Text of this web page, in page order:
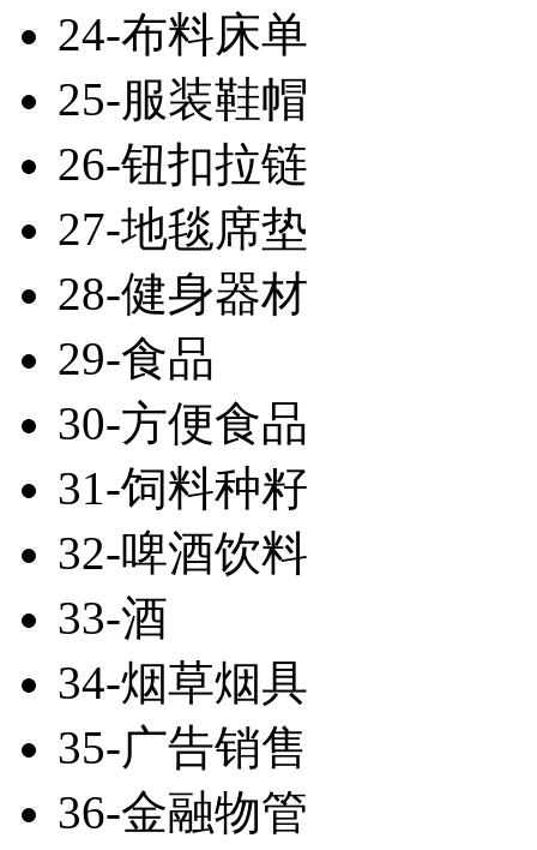
24-布料床单
25-服装鞋帽
26-钮扣拉链
27-地毯席垫
28-健身器材
29-食品
30-方便食品
31-饲料种籽
32-啤酒饮料
33-酒
34-烟草烟具
35-广告销售
36-金融物管